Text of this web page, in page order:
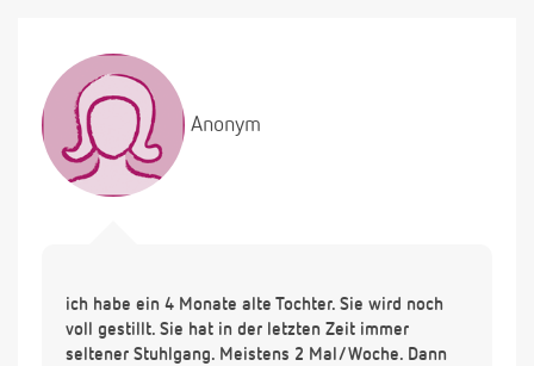
Anonym
ich habe ein 4 Monate alte Tochter. Sie wird noch
voll gestillt. Sie hat in der letzten Zeit immer
seltener Stuhlgang. Meistens 2 Mal/Woche. Dann